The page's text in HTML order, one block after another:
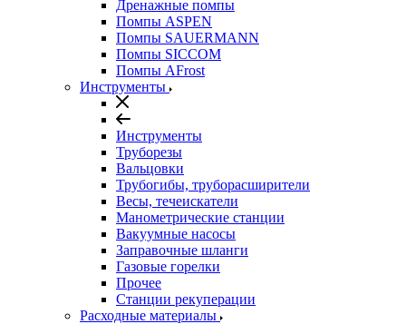
Дренажные помпы
Помпы ASPEN
Помпы SAUERMANN
Помпы SICCOM
Помпы AFrost
Инструменты
Инструменты
Труборезы
Вальцовки
Трубогибы, труборасширители
Весы, течеискатели
Манометрические станции
Вакуумные насосы
Заправочные шланги
Газовые горелки
Прочее
Станции рекуперации
Расходные материалы